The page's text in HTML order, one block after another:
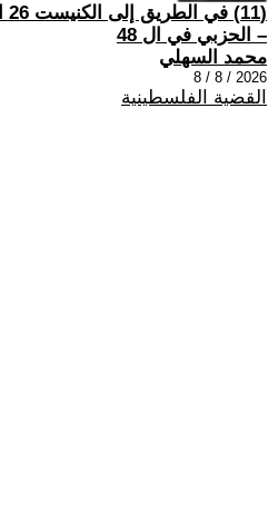
– الحزبي في ال 48
محمد السهلي
2026 / 8 / 8
القضية الفلسطينية